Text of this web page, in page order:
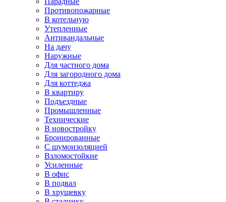
Противопожарные
В котельную
Утепленные
Антивандальные
На дачу
Наружные
Для частного дома
Для загородного дома
Для коттеджа
В квартиру
Подъездные
Промышленные
Технические
В новостройку
Бронированные
С шумоизоляцией
Взломостойкие
Усиленные
В офис
В подвал
В хрущевку